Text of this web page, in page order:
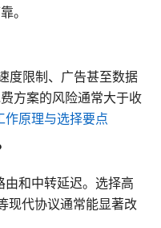
。
度限制、广告甚至数据
方案的风险通常大于收
作原理与选择要点
和中转延迟。选择高
现代协议通常能显著改